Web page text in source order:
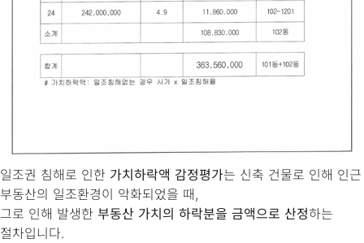
일조권 침해로 인한 가치하락액 감정평가는 신축 건물로 인해 인근
부동산의 일조환경이 악화되었을 때,
그로 인해 발생한부동산 가치의 하락분을 금액으로 산정하는
절차입니다.